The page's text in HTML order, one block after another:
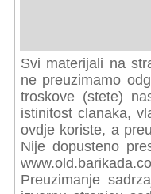
Svi materijali na
preuzimamo
troskove (stete)
istinitost clanaka,
ovdje koriste, a
Nije dopusteno
Preuzimanje